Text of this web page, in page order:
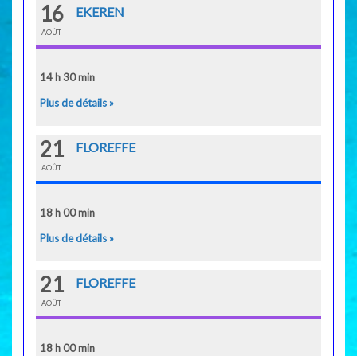
16
AOÛT
EKEREN
14 h 30 min
Plus de détails »
21
AOÛT
FLOREFFE
18 h 00 min
Plus de détails »
21
AOÛT
FLOREFFE
18 h 00 min